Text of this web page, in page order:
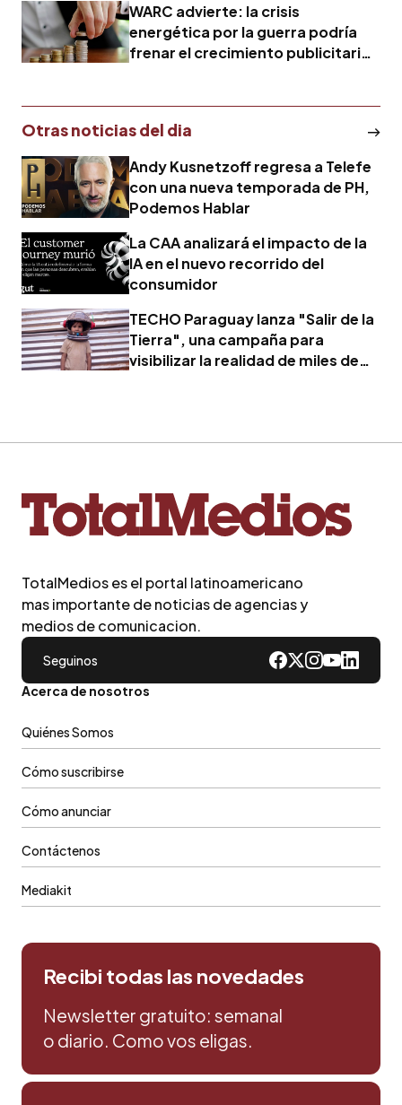
WARC advierte: la crisis
energética por la guerra podría
frenar el crecimiento publicitario
Otras noticias del dia
Andy Kusnetzoff regresa a Telefe
con una nueva temporada de PH,
Podemos Hablar
La CAA analizará el impacto de la
IA en el nuevo recorrido del
consumidor
TECHO Paraguay lanza "Salir de la
Tierra", una campaña para
visibilizar la realidad de miles de
TotalMedios es el portal latinoamericano
mas importante de noticias de agencias y
medios de comunicacion.
Seguinos
Acerca de nosotros
Quiénes Somos
Cómo suscribirse
Cómo anunciar
Contáctenos
Mediakit
Recibi todas las novedades
Newsletter gratuito: semanal
o diario. Como vos eligas.